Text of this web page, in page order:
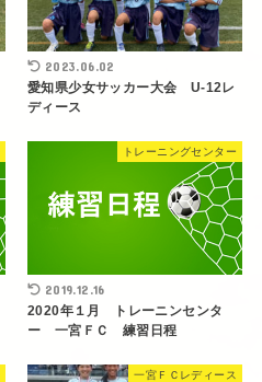
2023.06.02
愛知県少女サッカー大会 U-12レ
ディース
トレーニングセンター
2019.12.16
2020年１月 トレーニンセンタ
ー 一宮ＦＣ 練習日程
一宮ＦＣレディース